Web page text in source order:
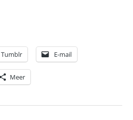
Tumblr E-mail
Meer